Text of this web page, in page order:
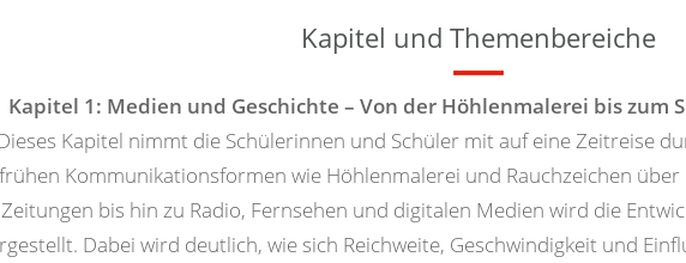
Kapitel und Themenbereiche
Kapitel 1: Medien und Geschichte – Von der Höhlenmalerei bis zum
Kapitel nimmt die Schülerinnen und Schüler mit auf eine Zeitreise
frühen Kommunikationsformen wie Höhlenmalerei und Rauchzeichen
Zeitungen bis hin zu Radio, Fernsehen und digitalen Medien wird die
Dabei wird deutlich, wie sich Reichweite, Geschwindigkeit und